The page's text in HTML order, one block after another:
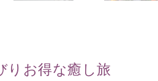
りお得な癒し旅